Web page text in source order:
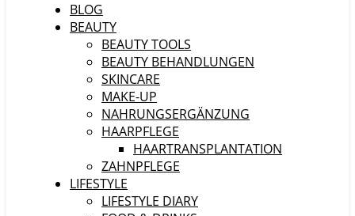
BLOG
BEAUTY
BEAUTY TOOLS
BEAUTY BEHANDLUNGEN
SKINCARE
MAKE-UP
NAHRUNGSERGÄNZUNG
HAARPFLEGE
HAARTRANSPLANTATION
ZAHNPFLEGE
LIFESTYLE
LIFESTYLE DIARY